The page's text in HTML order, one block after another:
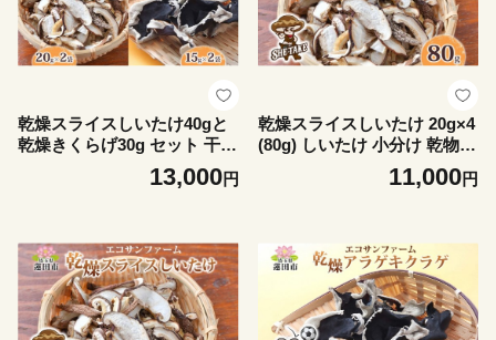
乾燥スライスしいたけ40gと
乾燥きくらげ30g セット 干し
しいたけ 干しきくらげ 乾物
食物繊維 国産 お取り寄せ グ
料 埼玉県 蓮田市
13,000円
乾燥スライスしいたけ 20g×4
(80g) しいたけ 小分け 乾物
食物繊維 国産 お取り寄せ グ
ルメ こだわり 簡単調理 干し
蓮田市
11,000円